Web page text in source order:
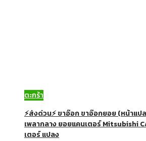
ตะกร้า
⚡ส่งด่วน⚡ ขาอ๊อก ขาอ๊อกยอย (หน้าแ
เพลากลาง ยอยแคนเตอร์ Mitsubishi
เตอร์ แปลง